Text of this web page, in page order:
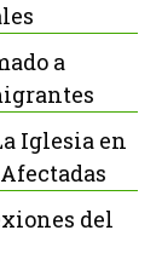
a
Iglesia en
del